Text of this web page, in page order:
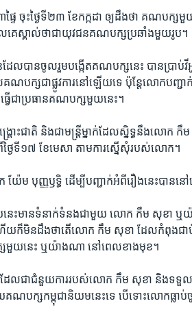
ៃ ចុះ​ថ្ងៃ​ទី​២៣ ខែ​កក្កដា ឲ្យ​ដឹង​ថា​ គណ​បក្ស​មួ
គេ​ស្គាល់​ថា​ជា​យុវជន​គណ​បក្ស​ប្រឆាំង​មួយ​រូប។
ាន​ចូល​រួម​បង្កើត​គណបក្ស​នេះ បាន​ប្រាប់វី​អូអ
ស់​គណបក្ស​ជា​ផ្លូវ​ការ​នៅ​ឡើយ​ទេ ប៉ុន្តែ​លោក​បញ្
វើ​ជា​ប្រធាន​គណបក្ស​មួយ​នេះ។
ះ​ជាតិ និង​ជា​មន្រ្តី​ម្នាក់​ដែល​ស្និទ្ធ​នឹង​លោក
ៃ​ទី​១៧ ខែ​មេសា តាម​ការ​ស្នើ​សុំ​របស់​លោក។
ម បុញ្ញឫទ្ធិ ដើម្បី​បញ្ជាក់​អំពី​រឿង​នេះ​បាន​នៅ​ឡ
េះ​មាន​ទំនាក់​ទំនង​ជាមួយ លោក កឹម សុខា ឬ​
ើយ​ក៏​មិន​ដឹង​ថា​តើ​លោក កឹម សុខា ដែល​កំពុង​ជ
មួយ​នេះ ឬ​យ៉ាងណា នៅ​ពេល​ខាង​មុខ។
ដែល​ជា​ជំនួយ​ការ​របស់​លោក កឹម សុខា និង​ទទួ
គណ​បក្ស​កម្ពុជា​និយម​នេះ​ទេ បើ​ទោះ​លោកធ្ល